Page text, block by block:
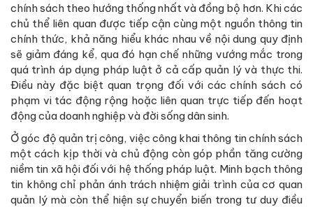
chính sách theo hướng thống nhất và đồng bộ hơn. Khi các
chủ thể liên quan được tiếp cận cùng một nguồn thông tin
chính thức, khả năng hiểu khác nhau về nội dung quy định
sẽ giảm đáng kể, qua đó hạn chế những vướng mắc trong
quá trình áp dụng pháp luật ở cả cấp quản lý và thực thi.
Điều này đặc biệt quan trọng đối với các chính sách có
phạm vi tác động rộng hoặc liên quan trực tiếp đến hoạt
động của doanh nghiệp và đời sống dân sinh.
Ở góc độ quản trị công, việc công khai thông tin chính sách
một cách kịp thời và chủ động còn góp phần tăng cường
niềm tin xã hội đối với hệ thống pháp luật. Minh bạch thông
tin không chỉ phản ánh trách nhiệm giải trình của cơ quan
quản lý mà còn thể hiện sự chuyển biến trong tư duy điều